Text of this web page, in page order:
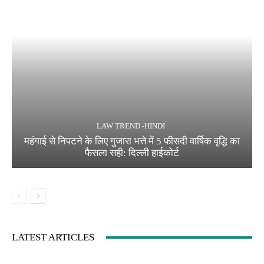
LAW TREND -HINDI
महंगाई से निपटने के लिए गुजारा भत्ते में 5 फीसदी वार्षिक वृद्धि का
फैसला सही: दिल्ली हाईकोर्ट
LATEST ARTICLES